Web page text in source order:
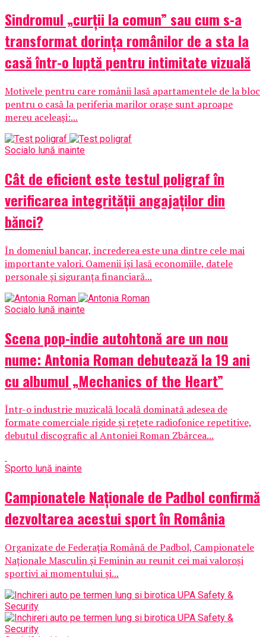
Sindromul „curții la comun” sau cum s-a
transformat dorința românilor de a sta la
casă într-o luptă pentru intimitate vizuală
Motivele pentru care românii lasă apartamentele de la bloc
pentru o casă la periferia marilor orașe sunt aproape
mereu aceleași:...
Socialo lună inainte
Cât de eficient este testul poligraf în
verificarea integrității angajaților din
bănci?
În domeniul bancar, încrederea este una dintre cele mai
importante valori. Oamenii își lasă economiile, datele
personale și siguranța financiară...
Socialo lună inainte
Scena pop-indie autohtonă are un nou
nume: Antonia Roman debutează la 19 ani
cu albumul „Mechanics of the Heart”
Într-o industrie muzicală locală dominată adesea de
formate comerciale rigide și rețete radiofonice repetitive,
debutul discografic al Antoniei Roman Zbârcea...
Sporto lună inainte
Campionatele Naționale de Padbol confirmă
dezvoltarea acestui sport în România
Organizate de Federația Română de Padbol, Campionatele
Naționale Masculin și Feminin au reunit cei mai valoroși
sportivi ai momentului și...